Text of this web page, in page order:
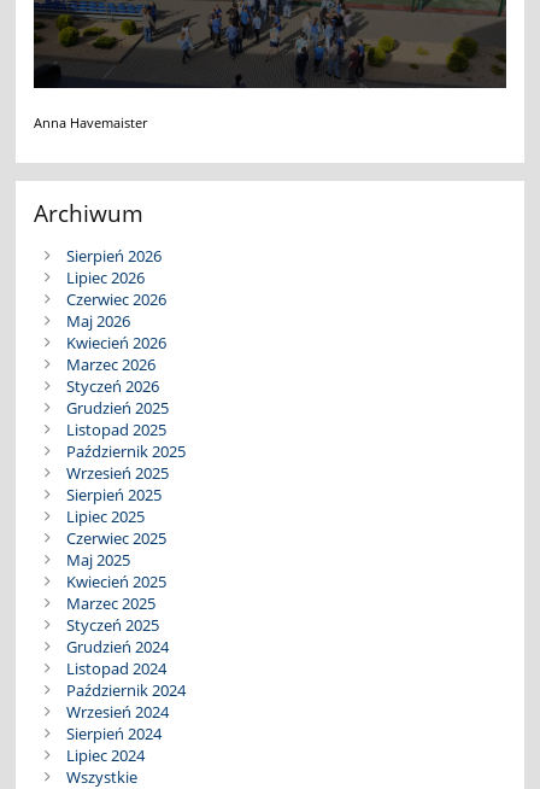
Anna Havemaister
Archiwum
Sierpień 2026
Lipiec 2026
Czerwiec 2026
Maj 2026
Kwiecień 2026
Marzec 2026
Styczeń 2026
Grudzień 2025
Listopad 2025
Październik 2025
Wrzesień 2025
Sierpień 2025
Lipiec 2025
Czerwiec 2025
Maj 2025
Kwiecień 2025
Marzec 2025
Styczeń 2025
Grudzień 2024
Listopad 2024
Październik 2024
Wrzesień 2024
Sierpień 2024
Lipiec 2024
Wszystkie